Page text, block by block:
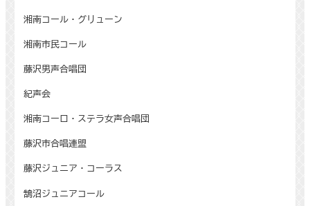
湘南コール・グリューン
湘南市民コール
藤沢男声合唱団
紀声会
湘南コーロ・ステラ女声合唱団
藤沢市合唱連盟
藤沢ジュニア・コーラス
鵠沼ジュニアコール